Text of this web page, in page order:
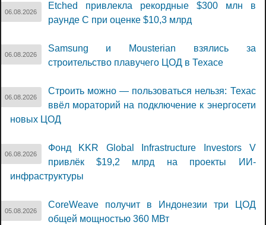
06.08.2026
Etched привлекла рекордные $300 млн в
раунде C при оценке $10,3 млрд
06.08.2026
Samsung и Mousterian взялись за
строительство плавучего ЦОД в Техасе
06.08.2026
Строить можно — пользоваться нельзя: Техас
ввёл мораторий на подключение к энергосети
новых ЦОД
06.08.2026
Фонд KKR Global Infrastructure Investors V
привлёк $19,2 млрд на проекты ИИ-
инфраструктуры
05.08.2026
CoreWeave получит в Индонезии три ЦОД
общей мощностью 360 МВт